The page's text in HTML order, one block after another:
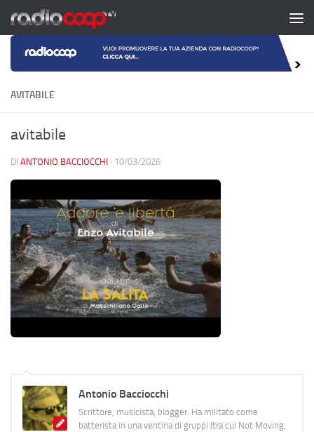
Salta al contenuto
AVITABILE
avitabile
DI ANTONIO BACCIOCCHI · 10/03/2026
Antonio Bacciocchi
Scrittore, musicista, blogger. Ha militato come
batterista in una ventina di gruppi (tra cui Not Moving,